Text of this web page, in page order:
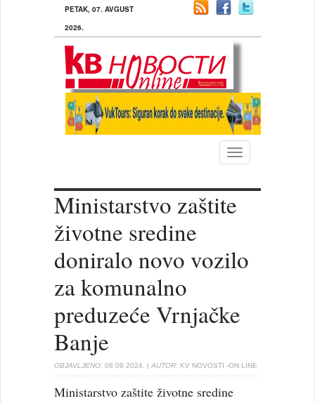
PETAK, 07. AVGUST
2026.
Toggle
navigation
Ministarstvo zaštite
životne sredine
doniralo novo vozilo
za komunalno
preduzeće Vrnjačke
Banje
OBJAVLJENO: 08.09.2024. | AUTOR: KV NOVOSTI -ON LINE
Ministarstvo zaštite životne sredine